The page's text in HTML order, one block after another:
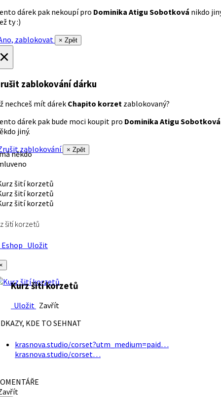
dárek pak nekoupí pro Dominika Atigu Sobotková nikdo
ty :)
zablokovat
× Zpět
zablokování dárku
nechceš mít dárek Chapito korzet zablokovaný?
dárek pak bude moci koupit pro Dominika Atigu Sobotková
jiný.
zablokování
× Zpět
někdo
šití korzetů
Uložit
Kurz šití korzetů
Uložit Zavřít
KDE TO SEHNAT
krasnova.studio/corset?utm_medium=paid…
krasnova.studio/corset…